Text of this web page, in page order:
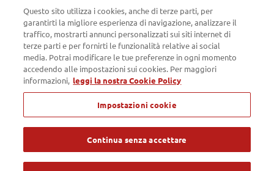
Impostazioni cookie
Privacy policy Cookie Policy
Passepartout s.p.a. - Società a socio unico - c/o SM HUB - Via
Consiglio dei Sessanta 99, 47891 Dogana Repubblica di San Marino
- Tel. 0549 978011 - Numero Verde 800 414243 - Codice Operatore
Economico SM03473 - Iscrizione Registro Società n° 6210 del 6
agosto 2010 - Iscrizione Registro delle attività e-commerce n° 55 -
Capitale Sociale € 4.800.000 i.v. - Tutti i diritti riservati
Questo sito utilizza i cookies, anche di terze parti, per
garantirti la migliore esperienza di navigazione, analizzare il
traffico, mostrarti annunci personalizzati sui siti internet di
terze parti e per fornirti le funzionalità relative ai social
media. Potrai modificare le tue preferenze in ogni momento
accedendo alle impostazioni sui cookies. Per maggiori
informazioni, leggi la nostra Cookie Policy
Impostazioni cookie
Continua senza accettare